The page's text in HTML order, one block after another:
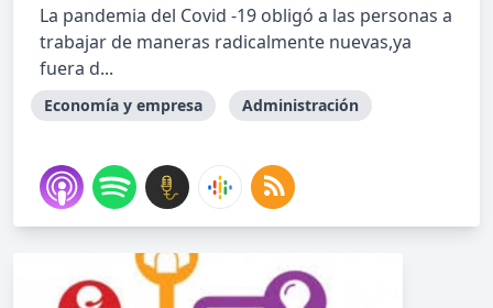
La pandemia del Covid -19 obligó a las personas a
trabajar de maneras radicalmente nuevas,ya
fuera d...
Economía y empresa Administración